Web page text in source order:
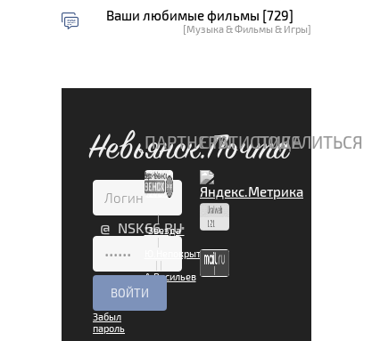
Ваши любимые фильмы [729]
[Музыка & Фильмы & Игры]
Невьянск.Почта
@ NSK66.RU
Забыл
пароль
ПАРТНЕРЫ
|
"Звезда"
|
Ю.Непокрытая
| |
А.Васильев
СТАТИСТИКАПОДЕЛИТЬСЯ